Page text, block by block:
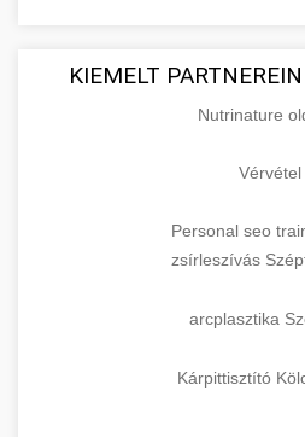
KIEMELT
Nutrinature
Vérvétel
Personal seo
zsírleszívás
arcplasztika
Kárpittisztító